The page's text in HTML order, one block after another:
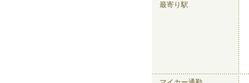
最寄り駅